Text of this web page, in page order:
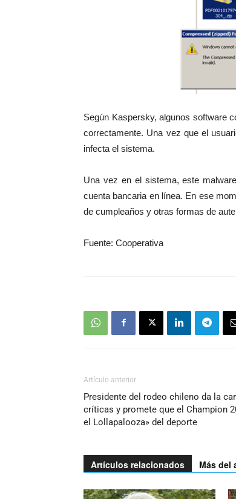
Según Kaspersky, algunos software
correctamente. Una vez que el
infecta el sistema.
Una vez en el sistema, este
cuenta bancaria en línea. En ese
de cumpleaños y otras formas de
Fuente: Cooperativa
Artículo anterior
Presidente del rodeo chileno da la
críticas y promete que el Champion
el Lollapalooza» del deporte
Artículos relacionados Más del